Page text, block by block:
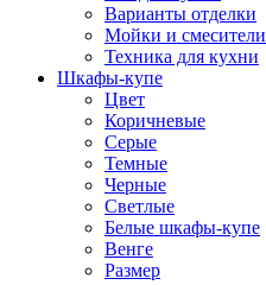
Варианты отделки
Мойки и смесители
Техника для кухни
Шкафы-купе
Цвет
Коричневые
Серые
Темные
Черные
Светлые
Белые шкафы-купе
Венге
Размер